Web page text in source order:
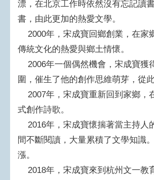
漂，在北京工作時依然沒有忘記讀
書，由此更加的熱愛文學。
2000年，宋成寶回鄉創業，在家
傳統文化的熱愛與鄉土情懷。
2006年一個偶然機會，宋成寶獲
圍，催生了他的創作思維萌芽，從
2007年，宋成寶重新回到家鄉，
式創作詩歌。
2016年，宋成寶懷揣著當主持人
間不斷閱讀，大量累積了文學知識
漲。
2018年，宋成寶來到杭州文一教